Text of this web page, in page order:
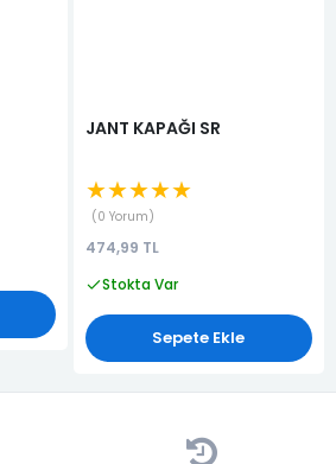
JANT KAPAĞI SR
★★★★★
0 Yorum
474,99 TL
Stokta Var
Sepete Ekle